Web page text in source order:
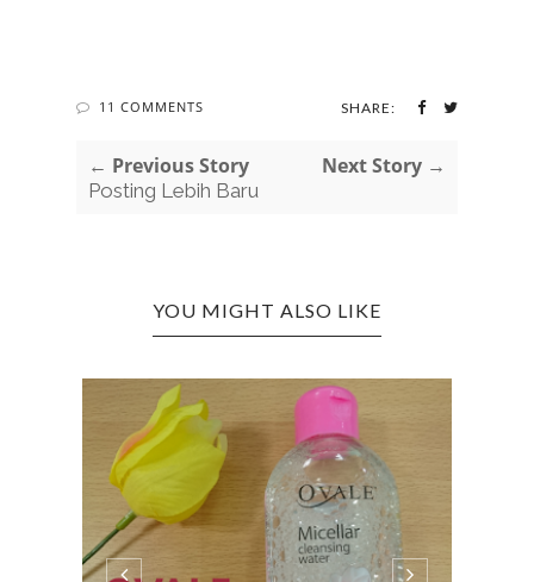
11 COMMENTS SHARE:
← Previous Story
Posting Lebih Baru
Next Story →
YOU MIGHT ALSO LIKE